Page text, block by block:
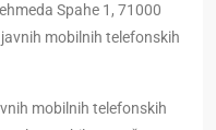
Spahe 1, 71000
mobilnih telefonskih
mobilnih telefonskih